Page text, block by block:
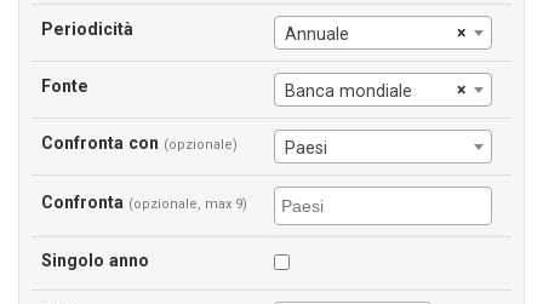
Periodicità ×
Annuale
Fonte ×
Banca mondiale
Confronta con (opzionale) Paesi
Confronta (opzionale, max 9)
Singolo anno